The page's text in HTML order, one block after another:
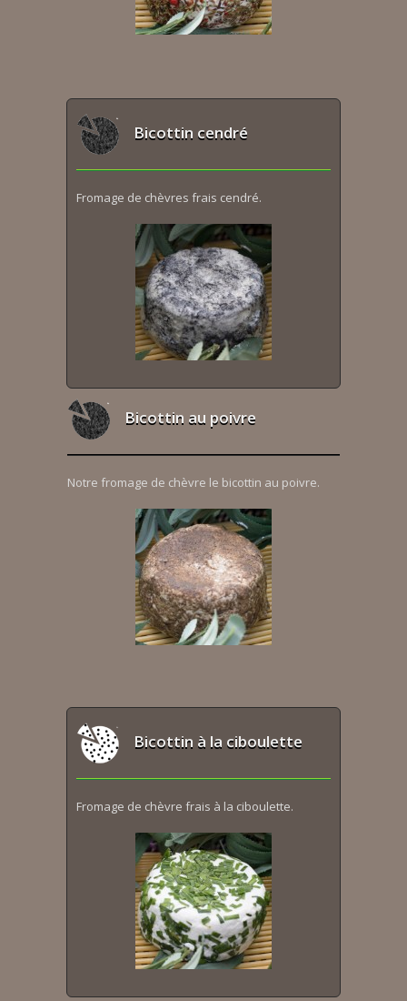
Bicottin cendré
Fromage de chèvres frais cendré.
Bicottin au poivre
Notre fromage de chèvre le bicottin au poivre.
Bicottin à la ciboulette
Fromage de chèvre frais à la ciboulette.